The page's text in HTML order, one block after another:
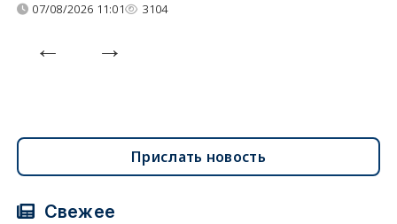
07/08/2026 11:01 3104
Прислать новость
Свежее